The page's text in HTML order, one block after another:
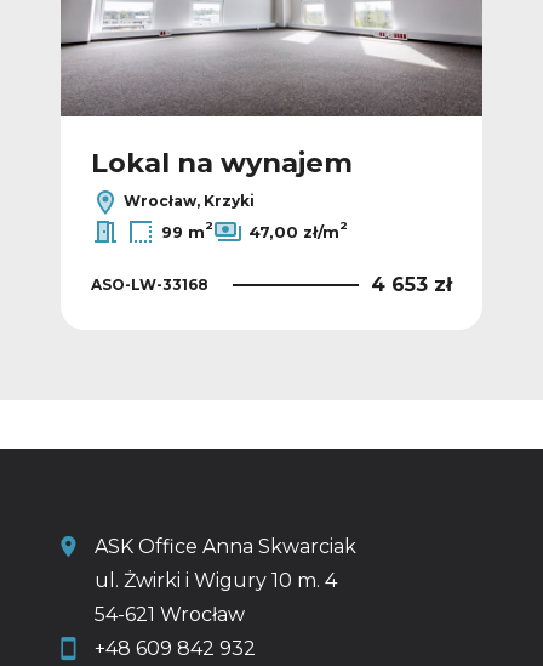
Lokal na wynajem
Wrocław, Krzyki
99 m2 47,00 zł/m2
ASO-LW-33168 4 653 zł
ASK Office Anna Skwarciak
ul. Żwirki i Wigury 10 m. 4
54-621 Wrocław
+48 609 842 932